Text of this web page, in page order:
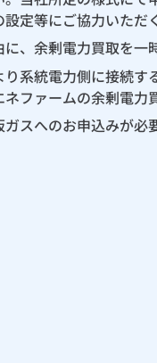
定等にご協力いただ
、余剰電力買取を一
系統電力側に接続
ファームの余剰電力
スへのお申込みが必